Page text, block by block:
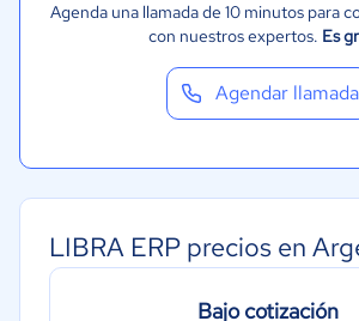
Agenda una llamada de 10 minutos para
con nuestros expertos. Es
Agendar llamada
LIBRA ERP precios en
Bajo cotización